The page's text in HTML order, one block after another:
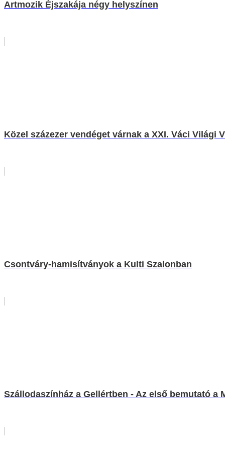
Artmozik Éjszakája négy helyszínen
Közel százezer vendéget várnak a XXI. Váci Világi
Csontváry-hamisítványok a Kulti Szalonban
Szállodaszínház a Gellértben - Az első bemutató a